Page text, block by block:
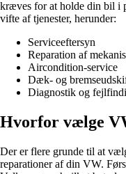
kræves for at holde din bil i
vifte af tjenester, herunder:
Serviceeftersyn
Reparation af
Aircondition-service
Dæk- og
Diagnostik og
Hvorfor vælge
Der er flere grunde til at
reparationer af din VW.